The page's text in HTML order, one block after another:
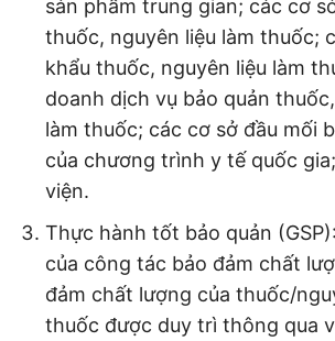
sản phẩm trung gian; các cơ
thuốc, nguyên liệu làm thuốc;
khẩu thuốc, nguyên liệu làm
doanh dịch vụ bảo quản
làm thuốc; các cơ sở đầu mối
của chương trình y tế quốc
viện.
Thực hành tốt bảo quản
của công tác bảo đảm chất
đảm chất lượng của thuốc/
thuốc được duy trì thông qua